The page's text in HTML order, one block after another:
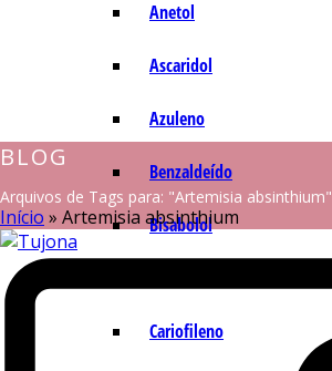
Anetol
Ascaridol
Azuleno
Benzaldeído
Bisabolol
Cariofileno
BLOG
Arquivos de Tags para: "Artemisia absinthium"
Início » Artemisia absinthium